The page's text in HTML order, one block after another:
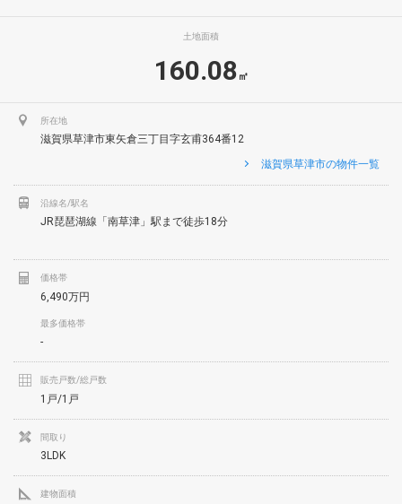
土地面積
160.08 ㎡
所在地
滋賀県草津市東矢倉三丁目字玄甫364番12
滋賀県草津市の物件一覧
沿線名/駅名
JR琵琶湖線「南草津」駅まで徒歩18分
価格帯
6,490万円
最多価格帯
-
販売戸数/総戸数
1戸/1戸
間取り
3LDK
建物面積